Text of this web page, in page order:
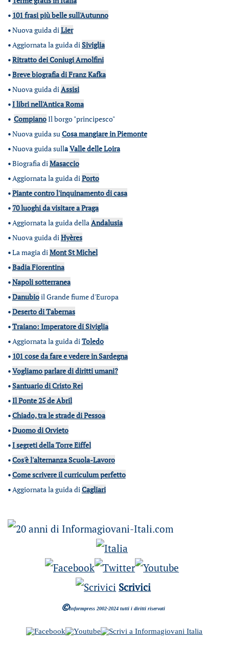
• 101 frasi più belle sull'Autunno
•Nuova guida diLier
•Aggiornata la guida diSiviglia
•Ritratto dei Coniugi Arnolfini
•Breve biografia di Franz Kafka
•Nuova guida diAssisi
•I libri nell'Antica Roma
• CompianoIl borgo "principesco"
•Nuova guida suCosa mangiare in Piemonte
•Nuova guida sullaValle delle Loira
•Biografia diMasaccio
•Aggiornata la guida diPorto
•Piante contro l'inquinamento di casa
• 70 luoghi da visitare a Praga
•Aggiornata la guida dellaAndalusia
•Nuova guida diHyères
•La magia diMont St Michel
•Badia Fiorentina
•Napoli sotterranea
•Danubioil Grande fiume d'Europa
•Deserto di Tabernas
•Traiano: Imperatore di Siviglia
•Aggiornata la guida diToledo
• 101 cose da fare e vedere in Sardegna
•Vogliamo parlare di diritti umani?
•Santuario di Cristo Rei
•Il Ponte 25 de Abril
•Chiado, tra le strade di Pessoa
•Duomo di Orvieto
•I segreti della Torre Eiffel
•Cos'è l'alternanza Scuola-Lavoro
•Come scrivere il curriculum perfetto
•Aggiornata la guida diCagliari
Scrivici
©Informpress 2002-2024 tutti i diritti riservati